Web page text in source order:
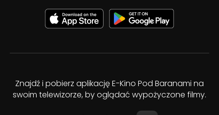
Znajdź i pobierz aplikację E-Kino Pod Baranami na
swoim telewizorze, by oglądać wypożyczone filmy.